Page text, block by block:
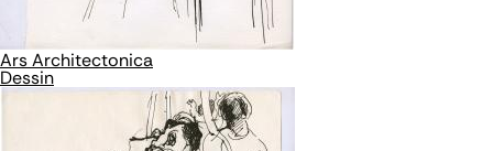
Ars Architectonica
Dessin